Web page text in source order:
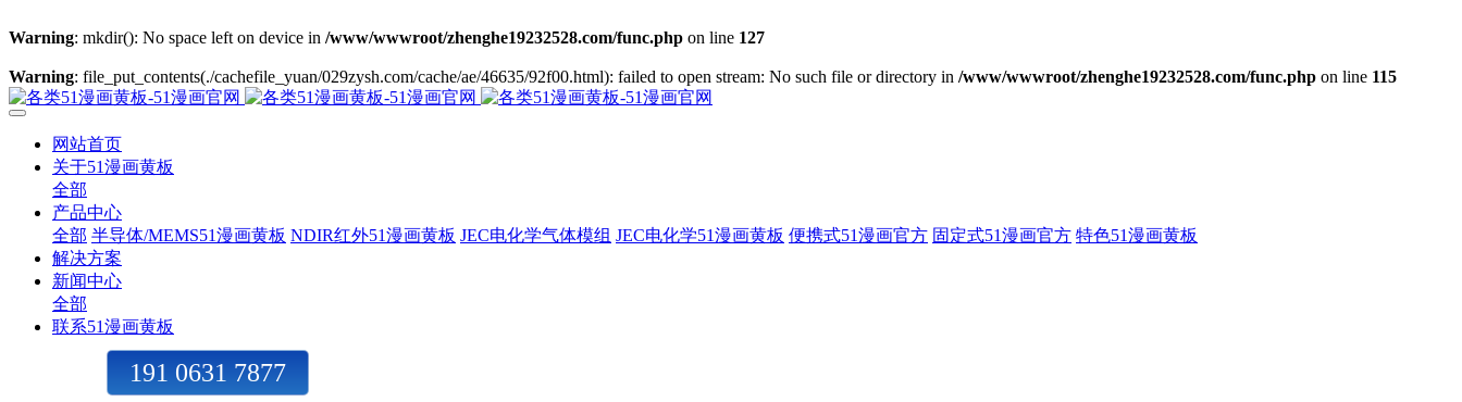
Warning: mkdir(): No space left on device in /www/wwwroot/zhenghe19232528.com/func.php on line 127
Warning: file_put_contents(./cachefile_yuan/029zysh.com/cache/ae/46635/92f00.html): failed to open stream: No such file or directory in /www/wwwroot/zhenghe19232528.com/func.php on line 115
网站首页
关于51漫画黄板
全部
产品中心
全部 半导体/MEMS51漫画黄板 NDIR红外51漫画黄板 JEC电化学气体模组 JEC电化学51漫画黄板 便携式51漫画官方 固定式51漫画官方 特色51漫画黄板
解决方案
新闻中心
全部
联系51漫画黄板
191 0631 7877